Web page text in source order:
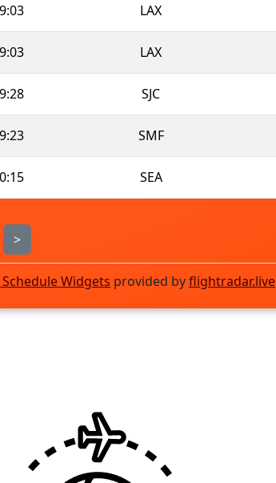
LAX
LAX
SJC
SMF
SEA
>
Widgets provided byflightradar.live